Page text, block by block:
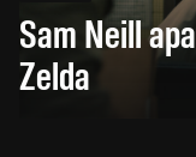
Sam Neill
Zelda